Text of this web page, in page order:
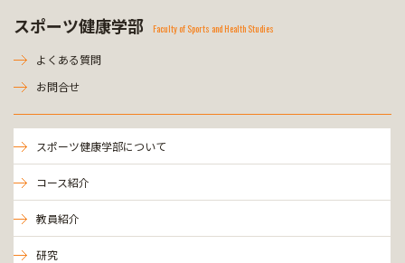
スポーツ健康学部 Faculty of Sports and Health Studies
よくある質問
お問合せ
スポーツ健康学部について
コース紹介
教員紹介
研究